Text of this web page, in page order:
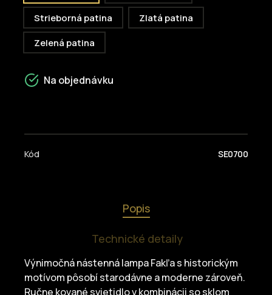
Strieborná patina
Zlatá patina
Zelená patina
Na objednávku
Kód SE0700
Popis
Technické detaily
Výnimočná nástenná lampa Fakľa s historickým
motívom pôsobí starodávne a moderne zároveň.
Ručne kované svietidlo v kombinácii so sklom